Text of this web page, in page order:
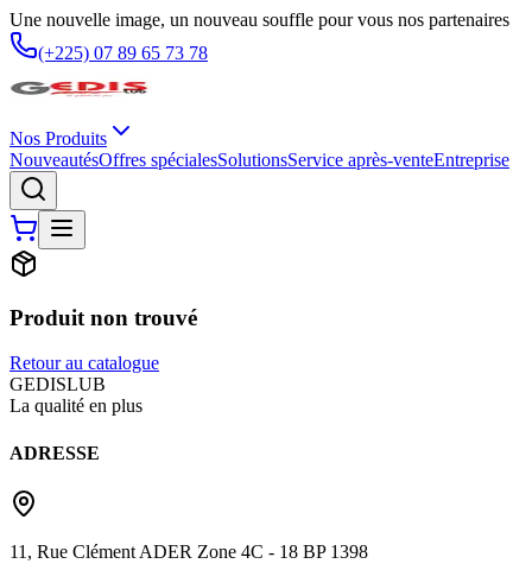
Une nouvelle image, un nouveau souffle pour vous nos partenaires
(+225) 07 89 65 73 78
Nos Produits
NouveautésOffres spécialesSolutionsService après-venteEntreprise
Produit non trouvé
Retour au catalogue
GEDISLUB
La qualité en plus
ADRESSE
11, Rue Clément ADER Zone 4C - 18 BP 1398